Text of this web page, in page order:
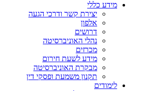
מידע כללי
יצירת קשר ודרכי הגעה
אלפון
דרושים
נהלי האוניברסיטה
מכרזים
מידע לשעת חירום
מבקרת האוניברסיטה
תקנון משמעת ופסקי דין
לימודים